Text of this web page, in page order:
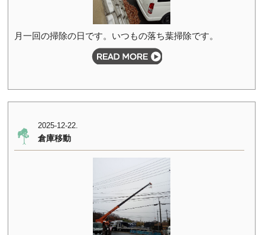
月一回の掃除の日です。いつもの落ち葉掃除です。
2025-12-22.
倉庫移動